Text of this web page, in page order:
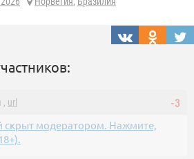
-3
, url
скрыт модератором. Нажмите,